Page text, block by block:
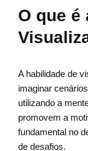
O que é
A habilidade de
imaginar
utilizando a
promovem a
fundamental no
de desafios.